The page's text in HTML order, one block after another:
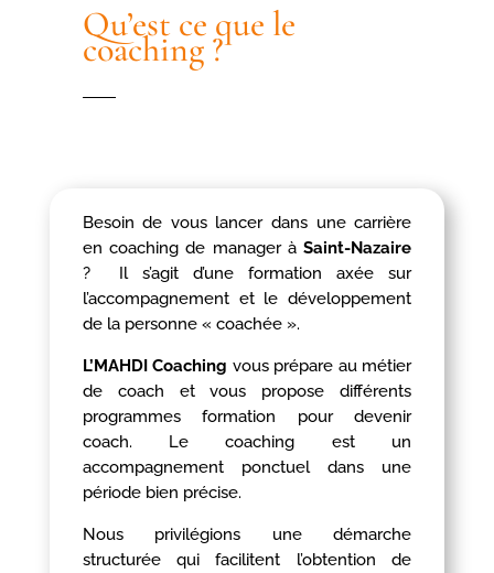
Qu’est ce que le
coaching ?
Besoin de vous lancer dans une carrière
en coaching de manager àSaint-Nazaire
? Il s’agit d’une formation axée sur
l’accompagnement et le développement
de la personne « coachée ».
L’MAHDI Coaching vous prépare au métier
de coach et vous propose différents
programmes formation pour devenir
coach. Le coaching est un
accompagnement ponctuel dans une
période bien précise.
Nous privilégions une démarche
structurée qui facilitent l’obtention de